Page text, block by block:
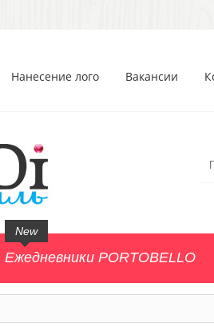
Нанесение лого Вакансии
Ежедневники PORTOBELLO
New